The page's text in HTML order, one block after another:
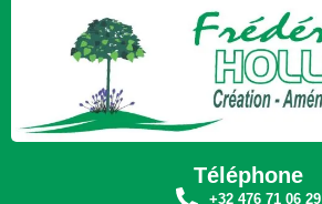
Téléphone
+32 476 71 06 29